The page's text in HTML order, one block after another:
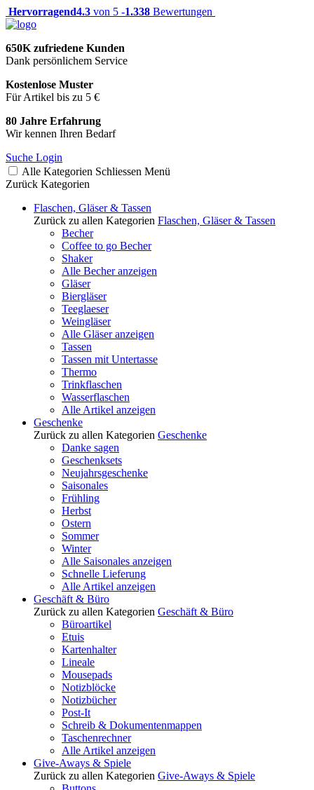
Hervorragend4.3 von 5 -1.338 Bewertungen
650K zufriedene Kunden
Dank persönlichem Service
Kostenlose Muster
Für Artikel bis zu 5 €
80 Jahre Erfahrung
Wir kennen Ihren Bedarf
Suche Login
Alle Kategorien Schliessen Menü
Zurück Kategorien
Flaschen, Gläser & Tassen
Zurück zu allen Kategorien Flaschen, Gläser & Tassen
Becher
Coffee to go Becher
Shaker
Alle Becher anzeigen
Gläser
Biergläser
Teeglaeser
Weingläser
Alle Gläser anzeigen
Tassen
Tassen mit Untertasse
Thermo
Trinkflaschen
Wasserflaschen
Alle Artikel anzeigen
Geschenke
Zurück zu allen Kategorien Geschenke
Danke sagen
Geschenksets
Neujahrsgeschenke
Saisonales
Frühling
Herbst
Ostern
Sommer
Winter
Alle Saisonales anzeigen
Schnelle Lieferung
Alle Artikel anzeigen
Geschäft & Büro
Zurück zu allen Kategorien Geschäft & Büro
Büroartikel
Etuis
Kartenhalter
Lineale
Mousepads
Notizblöcke
Notizbücher
Post-It
Schreib & Dokumentenmappen
Taschenrechner
Alle Artikel anzeigen
Give-Aways & Spiele
Zurück zu allen Kategorien Give-Aways & Spiele